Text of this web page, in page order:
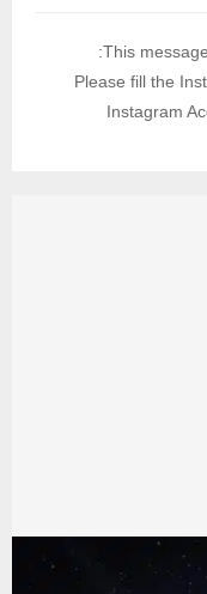
This
Please fill the
Instagram